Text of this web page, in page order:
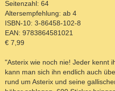
Seitenzahl: 64
Altersempfehlung: ab 4
ISBN-10: 3-86458-102-8
EAN: 9783864581021
€ 7,99
"Asterix wie noch nie! Jeder kennt
kann man sich ihn endlich auch
rund um Asterix und seine